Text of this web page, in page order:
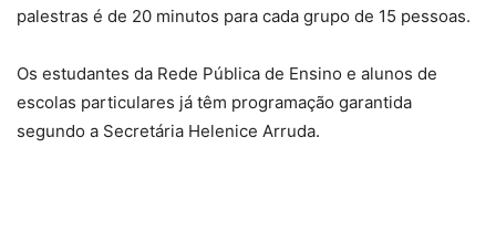
palestras é de 20 minutos para cada grupo de 15 pessoas.
Os estudantes da Rede Pública de Ensino e alunos de
escolas particulares já têm programação garantida
segundo a Secretária Helenice Arruda.